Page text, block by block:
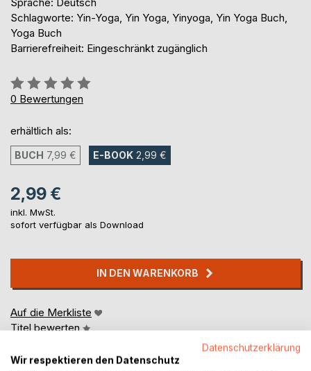
Sprache: Deutsch
Schlagworte: Yin-Yoga, Yin Yoga, Yinyoga, Yin Yoga Buch,
Yoga Buch
Barrierefreiheit: Eingeschränkt zugänglich
Bewertung::
0%
0 Bewertungen
erhältlich als:
BUCH 7,99 € E-BOOK 2,99 €
2,99 €
inkl. MwSt.
sofort verfügbar als Download
IN DEN WARENKORB
Auf die Merkliste
Titel bewerten
Datenschutzerklärung
Wir respektieren den Datenschutz